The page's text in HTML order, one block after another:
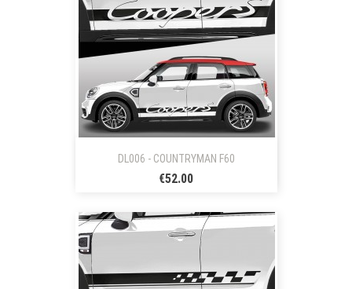
DL006 - COUNTRYMAN F60
€52.00